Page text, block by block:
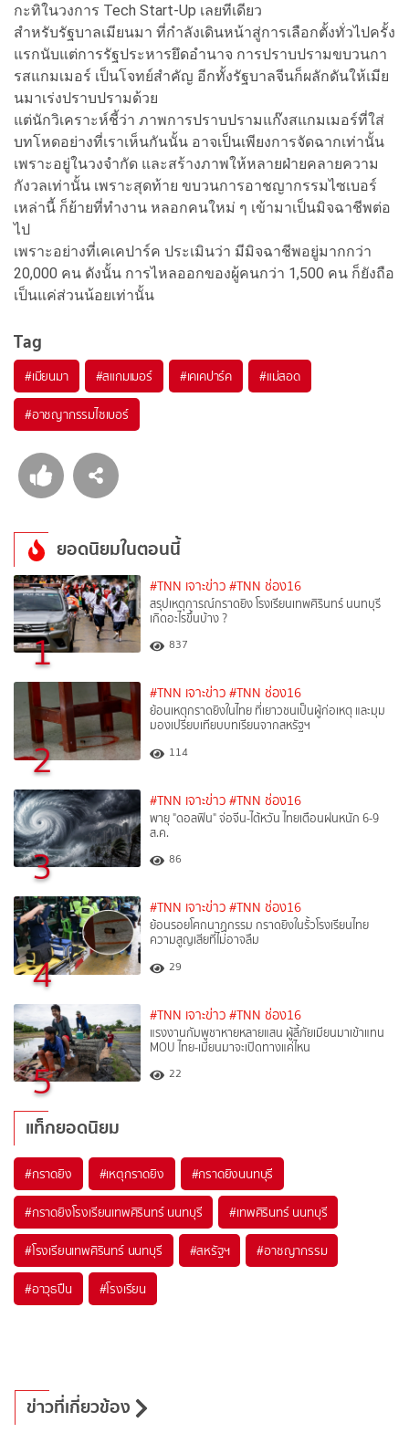
กะทิในวงการ Tech Start-Up เลยทีเดียว
สำหรับรัฐบาลเมียนมา ที่กำลังเดินหน้าสู่การเลือกตั้งทั่วไปครั้ง
แรกนับแต่การรัฐประหารยึดอำนาจ การปราบปรามขบวนกา
รสแกมเมอร์ เป็นโจทย์สำคัญ อีกทั้งรัฐบาลจีนก็ผลักดันให้เมีย
นมาเร่งปราบปรามด้วย
แต่นักวิเคราะห์ชี้ว่า ภาพการปราบปรามแก๊งสแกมเมอร์ที่ใส่
บทโหดอย่างที่เราเห็นกันนั้น อาจเป็นเพียงการจัดฉากเท่านั้น
เพราะอยู่ในวงจำกัด และสร้างภาพให้หลายฝ่ายคลายความ
กังวลเท่านั้น เพราะสุดท้าย ขบวนการอาชญากรรมไซเบอร์
เหล่านี้ ก็ย้ายที่ทำงาน หลอกคนใหม่ ๆ เข้ามาเป็นมิจฉาชีพต่อ
ไป
เพราะอย่างที่เคเคปาร์ค ประเมินว่า มีมิจฉาชีพอยู่มากกว่า
20,000 คน ดังนั้น การไหลออกของผู้คนกว่า 1,500 คน ก็ยังถือ
เป็นแค่ส่วนน้อยเท่านั้น
Tag
#เมียนมา #สแกมเมอร์ #เคเคปาร์ค #แม่สอด
#อาชญากรรมไซเบอร์
ยอดนิยมในตอนนี้
1
#TNN เจาะข่าว #TNN ช่อง16
สรุปเหตุการณ์กราดยิง โรงเรียนเทพศิรินทร์ นนทบุรี
เกิดอะไรขึ้นบ้าง ?
837
2
#TNN เจาะข่าว #TNN ช่อง16
ย้อนเหตุกราดยิงในไทย ที่เยาวชนเป็นผู้ก่อเหตุ และมุม
มองเปรียบเทียบบทเรียนจากสหรัฐฯ
114
3
#TNN เจาะข่าว #TNN ช่อง16
พายุ "ดอลฟิน" จ่อจีน-ไต้หวัน ไทยเตือนฝนหนัก 6-9
ส.ค.
86
4
#TNN เจาะข่าว #TNN ช่อง16
ย้อนรอยโศกนาฏกรรม กราดยิงในรั้วโรงเรียนไทย
ความสูญเสียที่ไม่อาจลืม
29
5
#TNN เจาะข่าว #TNN ช่อง16
แรงงานกัมพูชาหายหลายแสน ผู้ลี้ภัยเมียนมาเข้าแทน
MOU ไทย-เมียนมาจะเปิดทางแค่ไหน
22
แท็กยอดนิยม
#กราดยิง #เหตุกราดยิง #กราดยิงนนทบุรี
#กราดยิงโรงเรียนเทพศิรินทร์ นนทบุรี #เทพศิรินทร์ นนทบุรี
#โรงเรียนเทพศิรินทร์ นนทบุรี #สหรัฐฯ #อาชญากรรม
#อาวุธปืน #โรงเรียน
ข่าวที่เกี่ยวข้อง